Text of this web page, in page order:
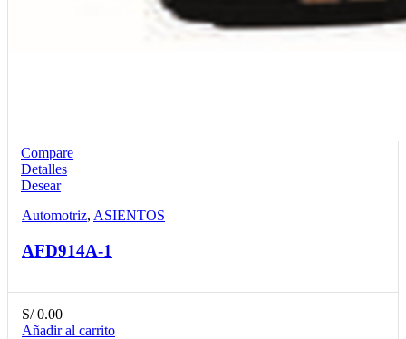
Compare
Detalles
Desear
Automotriz, ASIENTOS
AFD914A-1
S/0.00
Añadir al carrito